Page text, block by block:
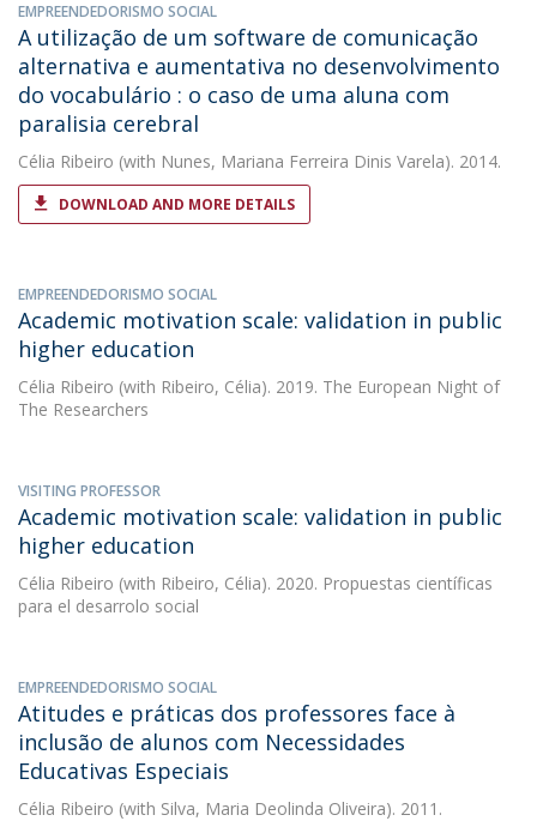
EMPREENDEDORISMO SOCIAL
A utilização de um software de comunicação
alternativa e aumentativa no desenvolvimento
do vocabulário : o caso de uma aluna com
paralisia cerebral
Célia Ribeiro (with Nunes, Mariana Ferreira Dinis Varela). 2014.
DOWNLOAD AND MORE DETAILS
EMPREENDEDORISMO SOCIAL
Academic motivation scale: validation in public
higher education
Célia Ribeiro (with Ribeiro, Célia). 2019. The European Night of
The Researchers
VISITING PROFESSOR
Academic motivation scale: validation in public
higher education
Célia Ribeiro (with Ribeiro, Célia). 2020. Propuestas científicas
para el desarrolo social
EMPREENDEDORISMO SOCIAL
Atitudes e práticas dos professores face à
inclusão de alunos com Necessidades
Educativas Especiais
Célia Ribeiro (with Silva, Maria Deolinda Oliveira). 2011.